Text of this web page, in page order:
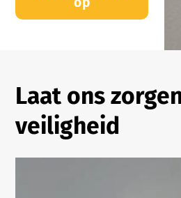
Laat ons
veiligheid